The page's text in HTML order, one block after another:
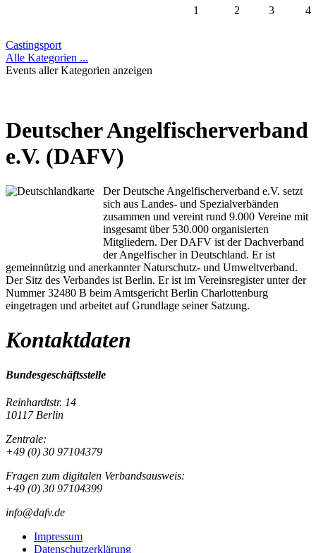
1
2 3 4
Castingsport
Alle Kategorien ...
Events aller Kategorien anzeigen
Deutscher Angelfischerverband
e.V. (DAFV)
Der Deutsche Angelfischerverband e.V. setzt
sich aus Landes- und Spezialverbänden
zusammen und vereint rund 9.000 Vereine mit
insgesamt über 530.000 organisierten
Mitgliedern. Der DAFV ist der Dachverband
der Angelfischer in Deutschland. Er ist
gemeinnützig und anerkannter Naturschutz- und Umweltverband.
Der Sitz des Verbandes ist Berlin. Er ist im Vereinsregister unter der
Nummer 32480 B beim Amtsgericht Berlin Charlottenburg
eingetragen und arbeitet auf Grundlage seiner Satzung.
Kontaktdaten
Bundesgeschäftsstelle
Reinhardtstr. 14
10117 Berlin
Zentrale:
+49 (0) 30 97104379
Fragen zum digitalen Verbandsausweis:
+49 (0) 30 97104399
info@dafv.de
Impressum
Datenschutzerklärung